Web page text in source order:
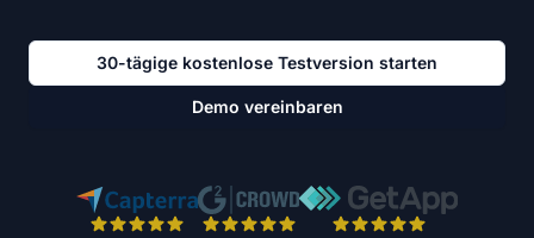
30-tägige kostenlose Testversion starten
Demo vereinbaren